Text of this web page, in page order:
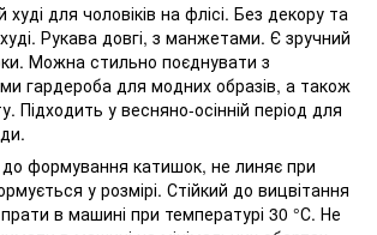
для чоловіків на флісі. Без декору та
Рукава довгі, з манжетами. Є зручний
Можна стильно поєднувати з
гардероба для модних образів, а також
Підходить у весняно-осінній період для
до формування катишок, не линяє при
у розмірі. Стійкий до вицвітання
в машині при температурі 30 °С. Не